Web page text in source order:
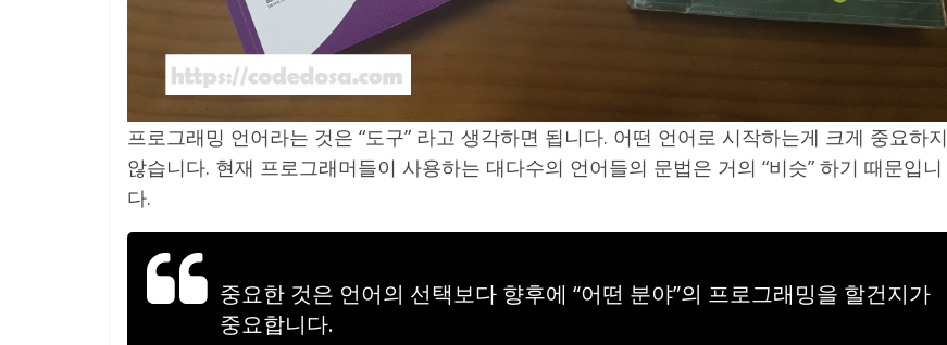
프로그래밍 언어라는 것은 “도구” 라고 생각하면 됩니다. 어떤 언어로 시작하는게 크게 중요하지
않습니다. 현재 프로그래머들이 사용하는 대다수의 언어들의 문법은 거의 “비슷” 하기 때문입니
다.
중요한 것은 언어의 선택보다 향후에 “어떤 분야”의 프로그래밍을 할건지가
중요합니다.